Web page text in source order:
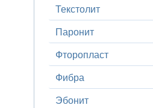
Текстолит
Паронит
Фторопласт
Фибра
Эбонит